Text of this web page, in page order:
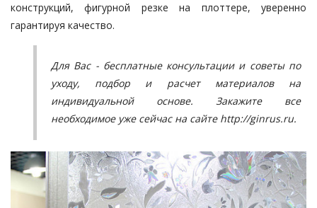
конструкций, фигурной резке на плоттере, уверенно
гарантируя качество.
Для Вас - бесплатные консультации и советы по
уходу, подбор и расчет материалов на
индивидуальной основе. Закажите все
необходимое уже сейчас на сайте http://ginrus.ru.